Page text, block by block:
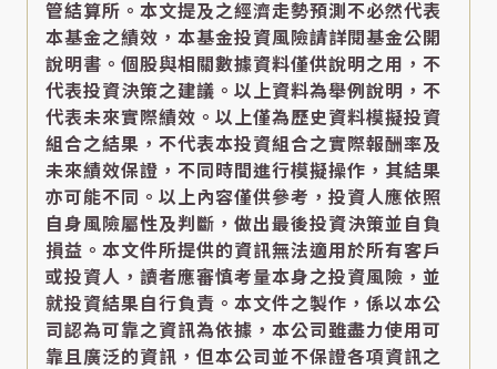
管結算所。本文提及之經濟走勢預測不必然代表
本基金之績效，本基金投資風險請詳閱基金公開
說明書。個股與相關數據資料僅供說明之用，不
代表投資決策之建議。以上資料為舉例說明，不
代表未來實際績效。以上僅為歷史資料模擬投資
組合之結果，不代表本投資組合之實際報酬率及
未來績效保證，不同時間進行模擬操作，其結果
亦可能不同。以上內容僅供參考，投資人應依照
自身風險屬性及判斷，做出最後投資決策並自負
損益。本文件所提供的資訊無法適用於所有客戶
或投資人，讀者應審慎考量本身之投資風險，並
就投資結果自行負責。本文件之製作，係以本公
司認為可靠之資訊為依據，本公司雖盡力使用可
靠且廣泛的資訊，但本公司並不保證各項資訊之